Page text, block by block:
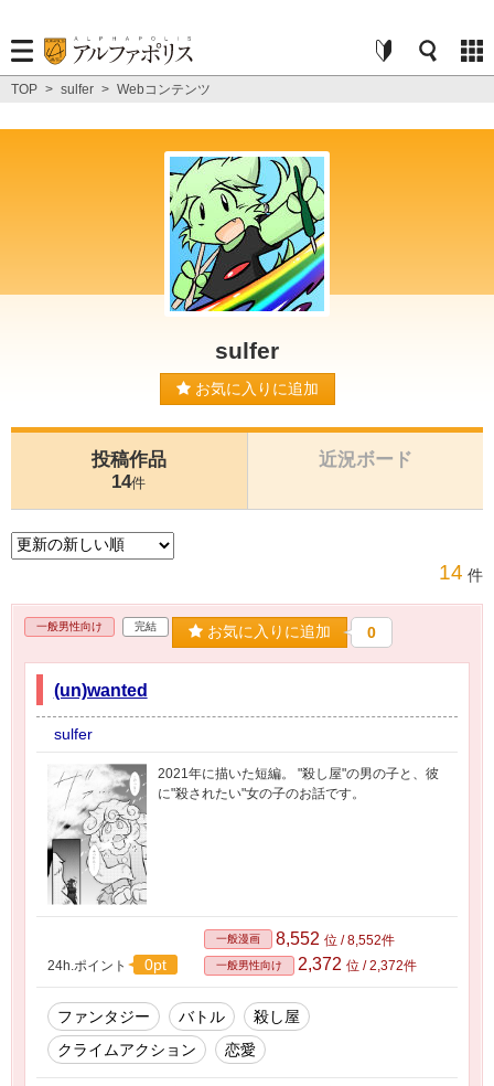
TOP > sulfer > Webコンテンツ
sulfer
お気に入りに追加
投稿作品
14件
近況ボード
14 件
一般男性向け 完結 お気に入りに追加 0
(un)wanted
sulfer
2021年に描いた短編。 "殺し屋"の男の子と、彼
に"殺されたい"女の子のお話です。
24h.ポイント 0pt
一般漫画 8,552 位 / 8,552件
一般男性向け 2,372 位 / 2,372件
ファンタジー バトル
殺し屋
クライムアクション
恋愛